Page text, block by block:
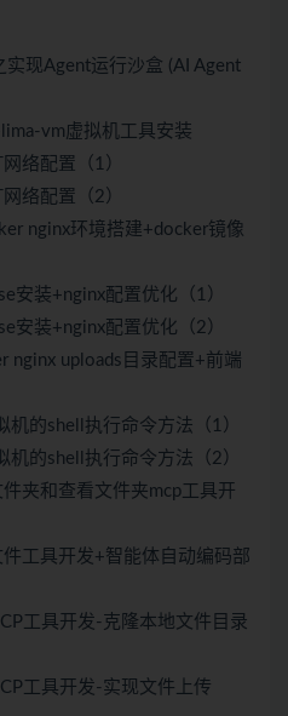
现Agent运行沙盒 (AI Agent
vm虚拟机工具安装
络配置（1）
络配置（2）
nginx环境搭建+docker镜像
安装+nginx配置优化（1）
安装+nginx配置优化（2）
nginx uploads目录配置+前端
的shell执行命令方法（1）
的shell执行命令方法（2）
夹和查看文件夹mcp工具开
工具开发+智能体自动编码部
工具开发-克隆本地文件目录
工具开发-实现文件上传